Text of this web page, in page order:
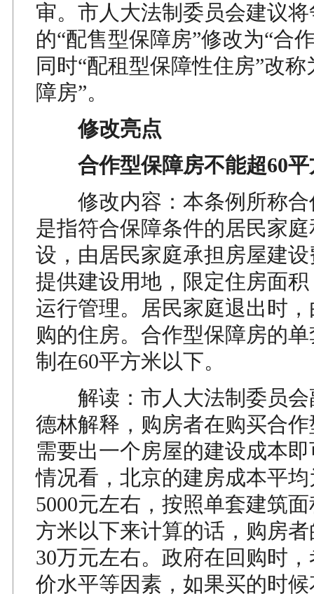
审。市人大法制委员会建议
的“配售型保障房”修改为“合
同时“配租型保障性住房”改称
障房”。
修改亮点
合作型保障房不能超60平
修改内容：本条例所称合
是指符合保障条件的居民家
设，由居民家庭承担房屋建
提供建设用地，限定住房面
运行管理。居民家庭退出时
购的住房。合作型保障房的
制在60平方米以下。
解读：市人大法制委员会
德林解释，购房者在购买合
需要出一个房屋的建设成本
情况看，北京的建房成本平
5000元左右，按照单套建筑
方米以下来计算的话，购房
30万元左右。政府在回购时
价水平等因素，如果买的时